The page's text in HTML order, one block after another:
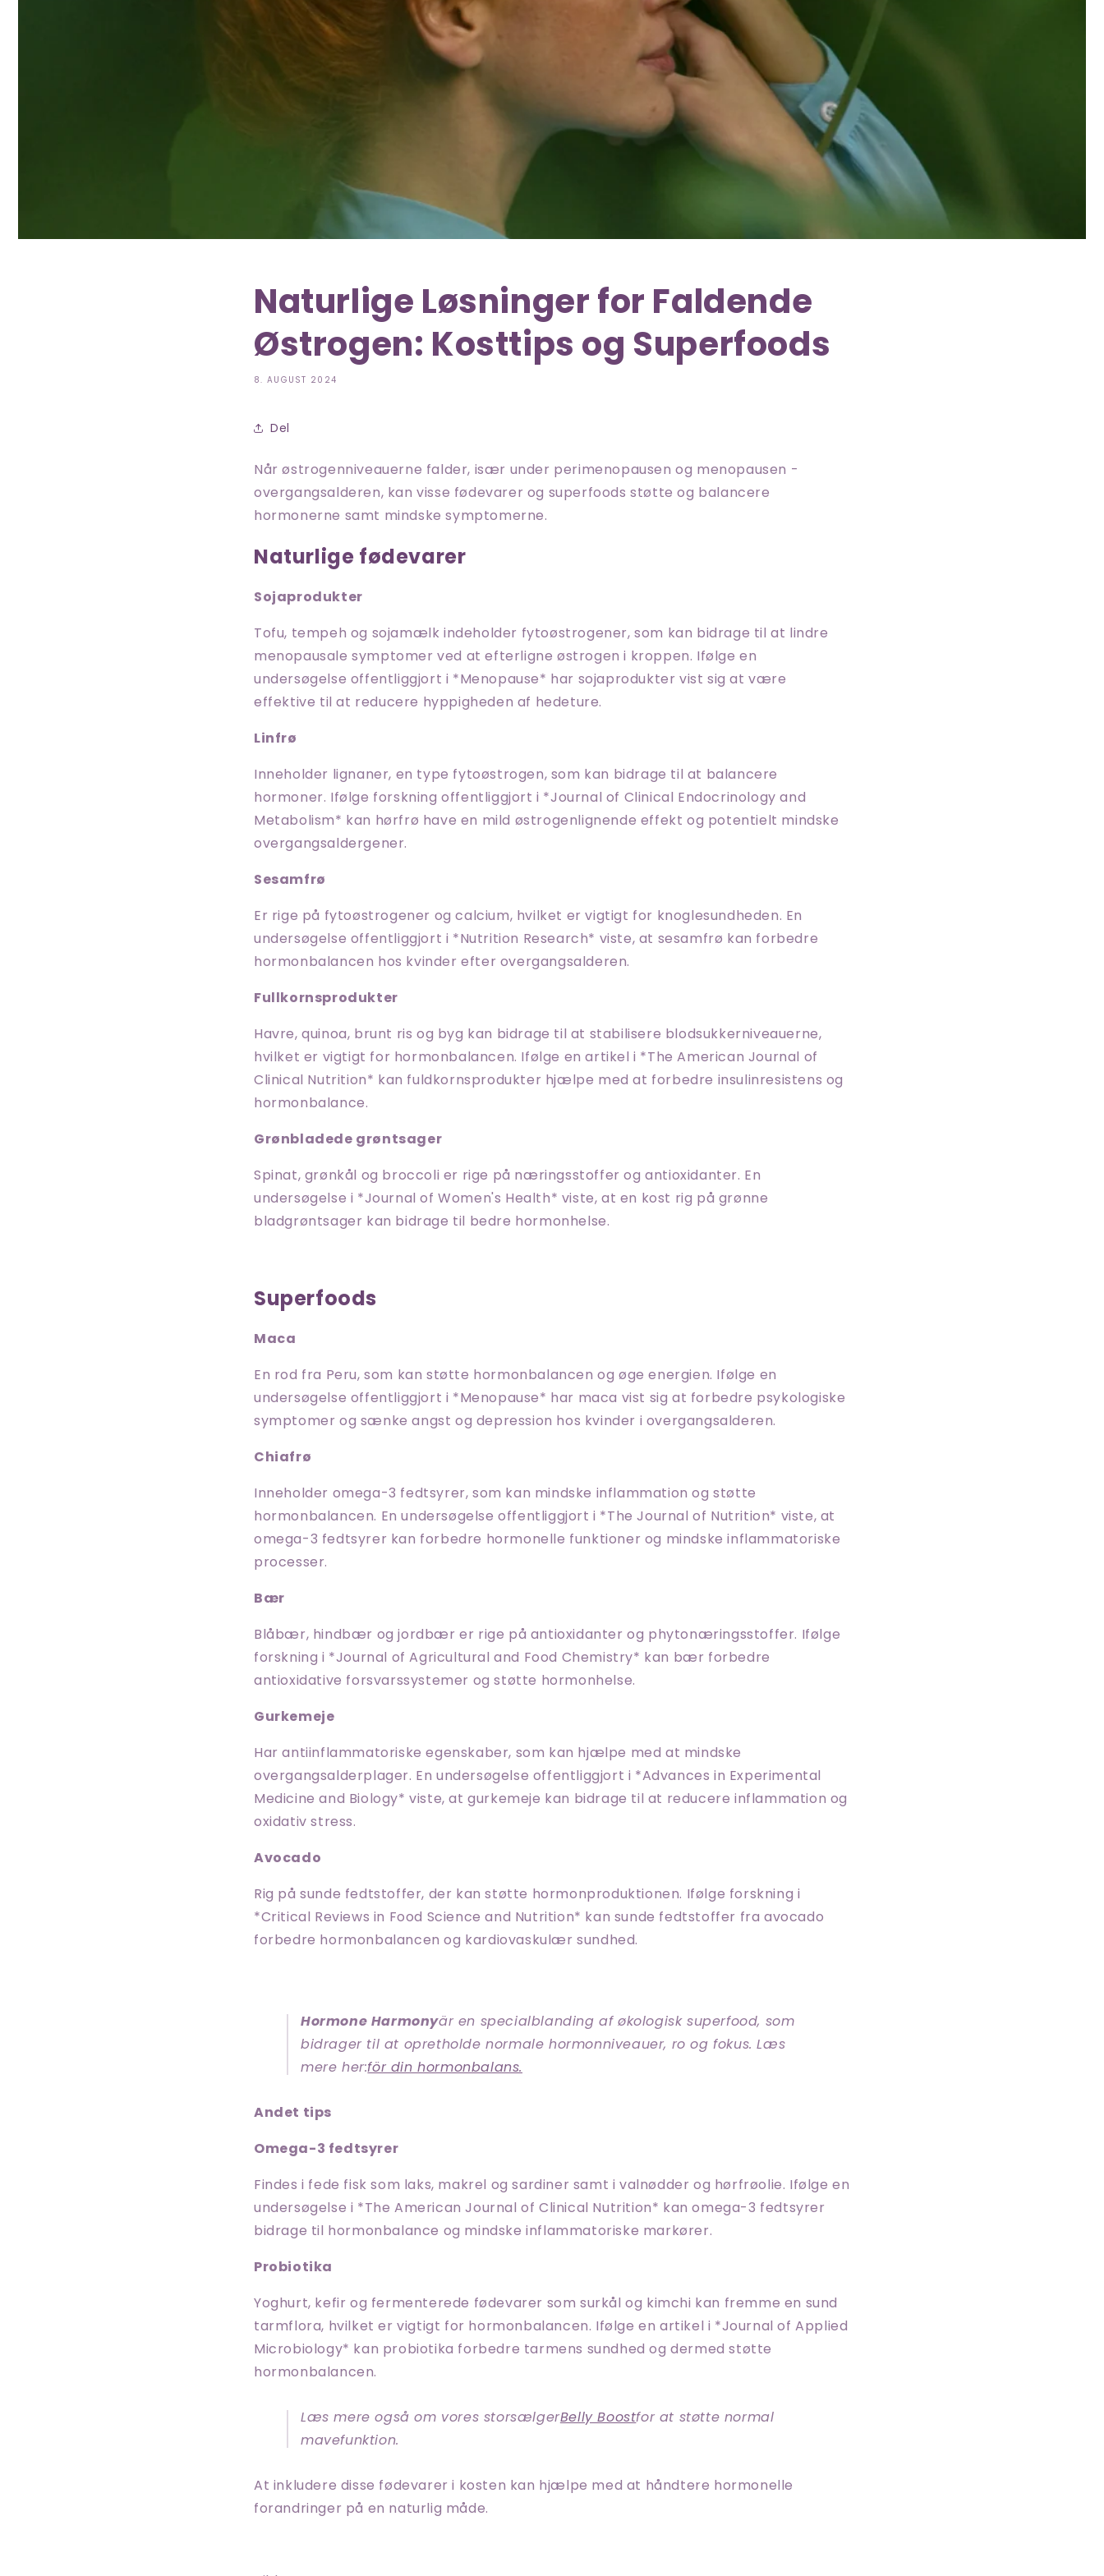
Naturlige Løsninger for Faldende
Østrogen: Kosttips og Superfoods
8. AUGUST 2024
Del
Når østrogenniveauerne falder, især under perimenopausen og menopausen -
overgangsalderen, kan visse fødevarer og superfoods støtte og balancere
hormonerne samt mindske symptomerne.
Naturlige fødevarer
Sojaprodukter
Tofu, tempeh og sojamælk indeholder fytoøstrogener, som kan bidrage til at lindre
menopausale symptomer ved at efterligne østrogen i kroppen. Ifølge en
undersøgelse offentliggjort i *Menopause* har sojaprodukter vist sig at være
effektive til at reducere hyppigheden af hedeture.
Linfrø
Inneholder lignaner, en type fytoøstrogen, som kan bidrage til at balancere
hormoner. Ifølge forskning offentliggjort i *Journal of Clinical Endocrinology and
Metabolism* kan hørfrø have en mild østrogenlignende effekt og potentielt mindske
overgangsaldergener.
Sesamfrø
Er rige på fytoøstrogener og calcium, hvilket er vigtigt for knoglesundheden. En
undersøgelse offentliggjort i *Nutrition Research* viste, at sesamfrø kan forbedre
hormonbalancen hos kvinder efter overgangsalderen.
Fullkornsprodukter
Havre, quinoa, brunt ris og byg kan bidrage til at stabilisere blodsukkerniveauerne,
hvilket er vigtigt for hormonbalancen. Ifølge en artikel i *The American Journal of
Clinical Nutrition* kan fuldkornsprodukter hjælpe med at forbedre insulinresistens og
hormonbalance.
Grønbladede grøntsager
Spinat, grønkål og broccoli er rige på næringsstoffer og antioxidanter. En
undersøgelse i *Journal of Women's Health* viste, at en kost rig på grønne
bladgrøntsager kan bidrage til bedre hormonhelse.
Superfoods
Maca
En rod fra Peru, som kan støtte hormonbalancen og øge energien. Ifølge en
undersøgelse offentliggjort i *Menopause* har maca vist sig at forbedre psykologiske
symptomer og sænke angst og depression hos kvinder i overgangsalderen.
Chiafrø
Inneholder omega-3 fedtsyrer, som kan mindske inflammation og støtte
hormonbalancen. En undersøgelse offentliggjort i *The Journal of Nutrition* viste, at
omega-3 fedtsyrer kan forbedre hormonelle funktioner og mindske inflammatoriske
processer.
Bær
Blåbær, hindbær og jordbær er rige på antioxidanter og phytonæringsstoffer. Ifølge
forskning i *Journal of Agricultural and Food Chemistry* kan bær forbedre
antioxidative forsvarssystemer og støtte hormonhelse.
Gurkemeje
Har antiinflammatoriske egenskaber, som kan hjælpe med at mindske
overgangsalderplager. En undersøgelse offentliggjort i *Advances in Experimental
Medicine and Biology* viste, at gurkemeje kan bidrage til at reducere inflammation og
oxidativ stress.
Avocado
Rig på sunde fedtstoffer, der kan støtte hormonproduktionen. Ifølge forskning i
*Critical Reviews in Food Science and Nutrition* kan sunde fedtstoffer fra avocado
forbedre hormonbalancen og kardiovaskulær sundhed.
Hormone Harmonyär en specialblanding af økologisk superfood, som
bidrager til at opretholde normale hormonniveauer, ro og fokus. Læs
mere her:för din hormonbalans.
Andet tips
Omega-3 fedtsyrer
Findes i fede fisk som laks, makrel og sardiner samt i valnødder og hørfrøolie. Ifølge en
undersøgelse i *The American Journal of Clinical Nutrition* kan omega-3 fedtsyrer
bidrage til hormonbalance og mindske inflammatoriske markører.
Probiotika
Yoghurt, kefir og fermenterede fødevarer som surkål og kimchi kan fremme en sund
tarmflora, hvilket er vigtigt for hormonbalancen. Ifølge en artikel i *Journal of Applied
Microbiology* kan probiotika forbedre tarmens sundhed og dermed støtte
hormonbalancen.
Læs mere også om vores storsælgerBelly Boostfor at støtte normal
mavefunktion.
At inkludere disse fødevarer i kosten kan hjælpe med at håndtere hormonelle
forandringer på en naturlig måde.